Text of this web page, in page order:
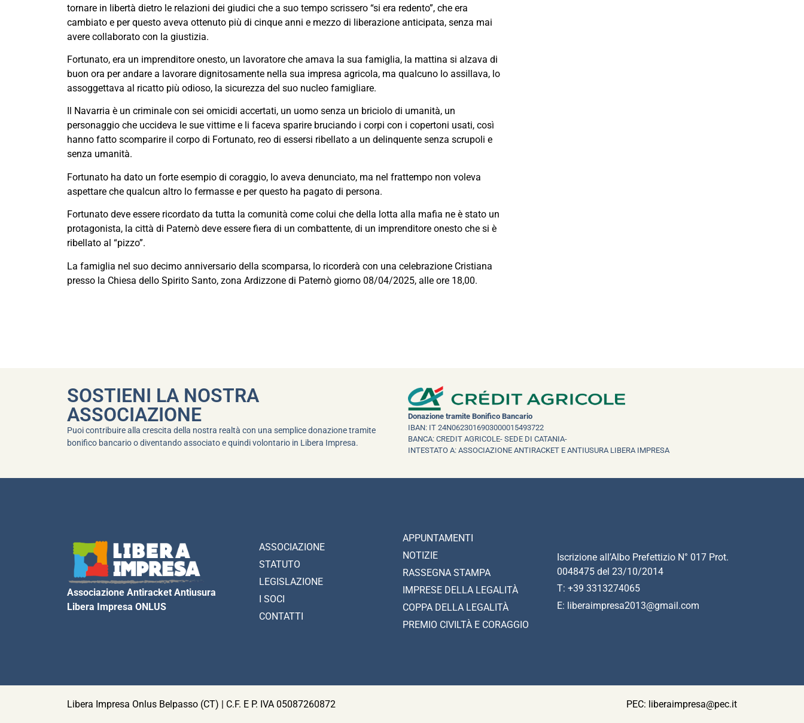
tornare in libertà dietro le relazioni dei giudici che a suo tempo scrissero “si era redento”, che era
cambiato e per questo aveva ottenuto più di cinque anni e mezzo di liberazione anticipata, senza mai
avere collaborato con la giustizia.
Fortunato, era un imprenditore onesto, un lavoratore che amava la sua famiglia, la mattina si alzava di
buon ora per andare a lavorare dignitosamente nella sua impresa agricola, ma qualcuno lo assillava, lo
assoggettava al ricatto più odioso, la sicurezza del suo nucleo famigliare.
Il Navarria è un criminale con sei omicidi accertati, un uomo senza un briciolo di umanità, un
personaggio che uccideva le sue vittime e li faceva sparire bruciando i corpi con i copertoni usati, così
hanno fatto scomparire il corpo di Fortunato, reo di essersi ribellato a un delinquente senza scrupoli e
senza umanità.
Fortunato ha dato un forte esempio di coraggio, lo aveva denunciato, ma nel frattempo non voleva
aspettare che qualcun altro lo fermasse e per questo ha pagato di persona.
Fortunato deve essere ricordato da tutta la comunità come colui che della lotta alla mafia ne è stato un
protagonista, la città di Paternò deve essere fiera di un combattente, di un imprenditore onesto che si è
ribellato al “pizzo”.
La famiglia nel suo decimo anniversario della scomparsa, lo ricorderà con una celebrazione Cristiana
presso la Chiesa dello Spirito Santo, zona Ardizzone di Paternò giorno 08/04/2025, alle ore 18,00.
SOSTIENI LA NOSTRA
ASSOCIAZIONE
Puoi contribuire alla crescita della nostra realtà con una semplice donazione tramite
bonifico bancario o diventando associato e quindi volontario in Libera Impresa.
Donazione tramite Bonifico Bancario
IBAN: IT 24N0623016903000015493722
BANCA: CREDIT AGRICOLE- SEDE DI CATANIA-
INTESTATO A: ASSOCIAZIONE ANTIRACKET E ANTIUSURA LIBERA IMPRESA
Associazione Antiracket Antiusura
Libera Impresa ONLUS
ASSOCIAZIONE
STATUTO
LEGISLAZIONE
I SOCI
CONTATTI
APPUNTAMENTI
NOTIZIE
RASSEGNA STAMPA
IMPRESE DELLA LEGALITÀ
COPPA DELLA LEGALITÀ
PREMIO CIVILTÀ E CORAGGIO
Iscrizione all’Albo Prefettizio N° 017 Prot.
0048475 del 23/10/2014
T: +39 3313274065
E: liberaimpresa2013@gmail.com
Libera Impresa Onlus Belpasso (CT) | C.F. E P. IVA 05087260872 PEC: liberaimpresa@pec.it